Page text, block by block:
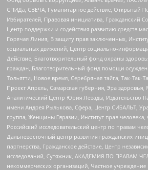
СПИДа, СВЕЧА, Гуманитарное действие, Открытый
Избирателей, Правовая инициатива, Гражданский
Центр поддержки и содействия развитию средств
Горячая Линия, В защиту прав заключенных,
социальных движений, Центр социально-
Действие, Благотворительный фонд охраны
граждан, Благотворительный фонд помощи
Тольятти, Новое время, Серебряная тайга, Так-Так-
Проект Апрель, Самарская губерния, Эра здоровья,
Аналитический Центр Юрия Левады, Издательство
имени Андрея Рылькова, Сфера, Центр СИБАЛЬТ,
группа, Женщины Евразии, Институт прав человека,
Российский исследовательский центр по правам
Дальневосточный центр развития гражданских
партнерства, Гражданское действие, Центр
исследований, Сутяжник, АКАДЕМИЯ ПО ПРАВАМ
некоммерческих организаций, Частное учреждение